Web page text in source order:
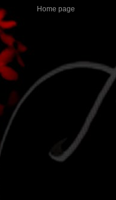
Home page